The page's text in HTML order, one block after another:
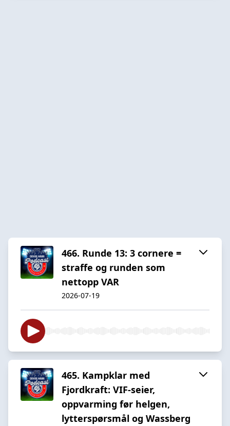
466. Runde 13: 3 cornere =
straffe og runden som
nettopp VAR
2026-07-19
465. Kampklar med
Fjordkraft: VIF-seier,
oppvarming før helgen,
lytterspørsmål og Wassberg